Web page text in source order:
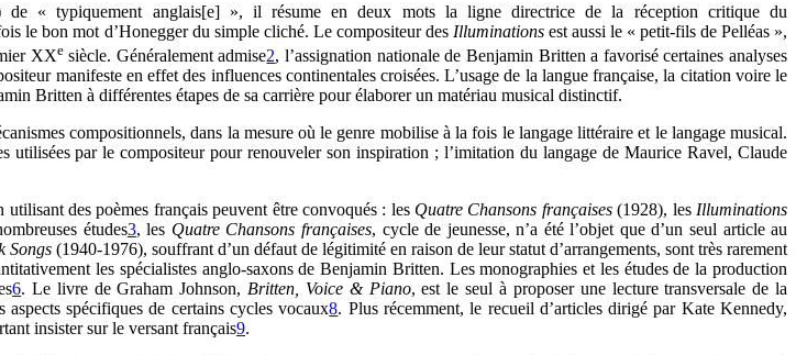
« typiquement anglais[e] », il résume en deux mots la ligne directrice de la réception critique du
le bon mot d’Honegger du simple cliché. Le compositeur des Illuminationsest aussi le « petit-fils de Pelléas »,
XXesiècle. Généralement admise2, l’assignation nationale de Benjamin Britten a favorisé certaines analyses
manifeste en effet des influences continentales croisées. L’usage de la langue française, la citation voire le
Britten à différentes étapes de sa carrière pour élaborer un matériau musical distinctif.
compositionnels, dans la mesure où le genre mobilise à la fois le langage littéraire et le langage musical.
utilisées par le compositeur pour renouveler son inspiration ; l’imitation du langage de Maurice Ravel, Claude
des poèmes français peuvent être convoqués : les Quatre Chansons françaises(1928), les Illuminations
études3, les Quatre Chansonsfrançaises, cycle de jeunesse, n’a été l’objet que d’un seul article au
Songs (1940-1976), souffrant d’un défaut de légitimité en raison de leur statut d’arrangements, sont très rarement
les spécialistes anglo-saxons de Benjamin Britten. Les monographies et les études de la production
6. Le livre de Graham Johnson, Britten, Voice & Piano, est le seul à proposer une lecture transversale de la
aspects spécifiques de certains cycles vocaux8. Plus récemment, le recueil d’articles dirigé par Kate Kennedy,
insister sur le versant français9.